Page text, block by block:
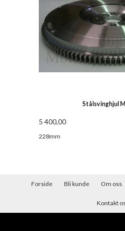
Stålsvinghjul
5 400,00
228mm
Forside Bli kunde Om oss
Kontakt